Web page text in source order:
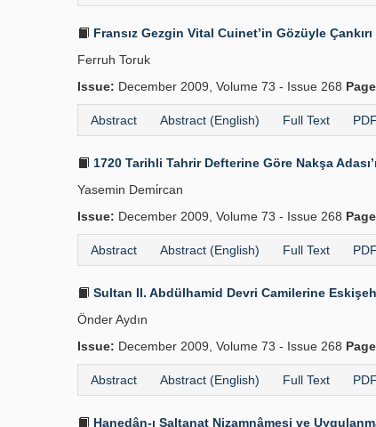
Fransız Gezgin Vital Cuinet’in Gözüyle Çankırı
Ferruh Toruk
Issue: December 2009, Volume 73 - Issue 268
Abstract Abstract (English) Full Text PDF
1720 Tarihli Tahrir Defterine Göre Nakşa
Yasemin Demi̇rcan
Issue: December 2009, Volume 73 - Issue 268
Abstract Abstract (English) Full Text PDF
Sultan II. Abdülhamid Devri Camilerine
Önder Aydın
Issue: December 2009, Volume 73 - Issue 268
Abstract Abstract (English) Full Text PDF
Hanedân-ı Saltanat Nizamnâmesi ve